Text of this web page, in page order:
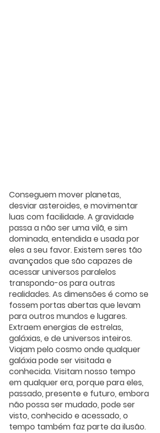
Conseguem mover planetas,
desviar asteroides, e movimentar
luas com facilidade. A gravidade
passa a não ser uma vilã, e sim
dominada, entendida e usada por
eles a seu favor. Existem seres tão
avançados que são capazes de
acessar universos paralelos
transpondo-os para outras
realidades. As dimensões é como se
fossem portas abertas que levam
para outros mundos e lugares.
Extraem energias de estrelas,
galáxias, e de universos inteiros.
Viajam pelo cosmo onde qualquer
galáxia pode ser visitada e
conhecida. Visitam nosso tempo
em qualquer era, porque para eles,
passado, presente e futuro, embora
não possa ser mudado, pode ser
visto, conhecido e acessado, o
tempo também faz parte da ilusão.